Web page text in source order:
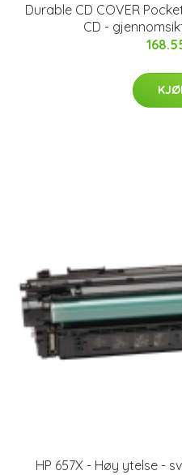
Durable CD COVER
CD -
HP 657X - Høy ytelse -